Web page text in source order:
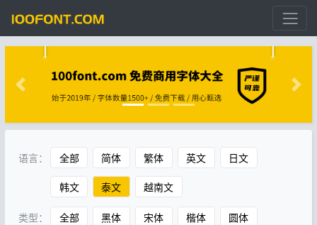
语言： 全部 简体 繁体 英文 日文
韩文 泰文 越南文
类型： 全部 黑体 宋体 楷体 圆体